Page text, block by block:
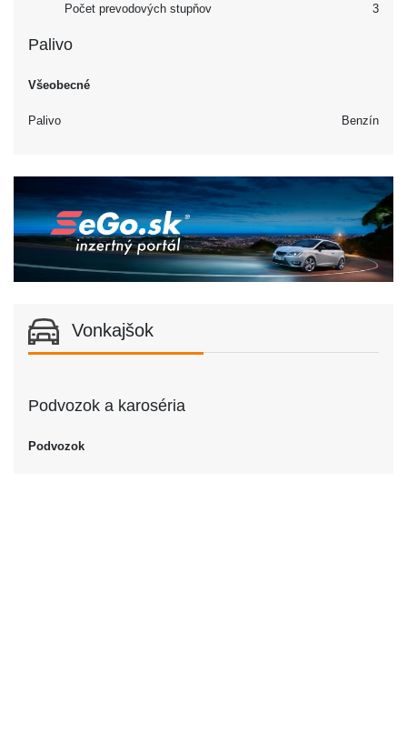
Počet prevodových stupňov
3
Palivo
Všeobecné
Palivo Benzín
Vonkajšok
Podvozok a karoséria
Podvozok